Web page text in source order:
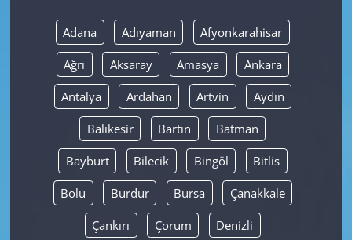
Adana Adıyaman Afyonkarahisar
Ağrı Aksaray Amasya Ankara
Antalya Ardahan Artvin Aydın
Balıkesir Bartın Batman
Bayburt Bilecik Bingöl Bitlis
Bolu Burdur Bursa Çanakkale
Çankırı Çorum Denizli